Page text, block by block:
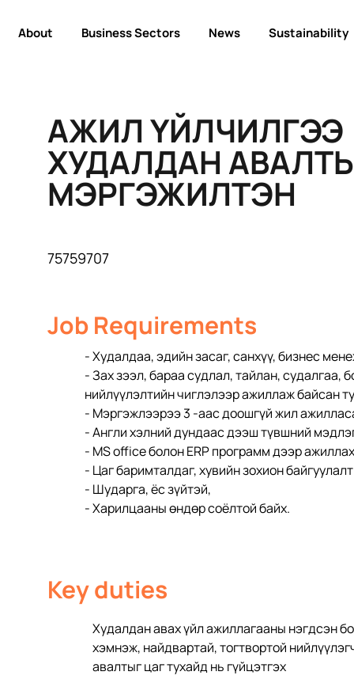
About Business Sectors News Sustainability
АЖИЛ ҮЙЛЧИЛГЭЭ
ХУДАЛДАН
МЭРГЭЖИЛТЭН
75759707
Job Requirements
- Худалдаа, эдийн засаг, санхүү, бизнес
- Зах зээл, бараа судлал, тайлан, судалгаа,
нийлүүлэлтийн чиглэлээр ажиллаж байсан
- Мэргэжлээрээ 3 -аас доошгүй жил
- Англи хэлний дундаас дээш түвшний
- MS office болон ERP программ дээр
- Цаг баримталдаг, хувийн зохион
- Шударга, ёс зүйтэй,
- Харилцааны өндөр соёлтой байх.
Key duties
Худалдан авах үйл ажиллагааны нэгдсэн
хэмнэж, найдвартай, тогтвортой
авалтыг цаг тухайд нь гүйцэтгэх